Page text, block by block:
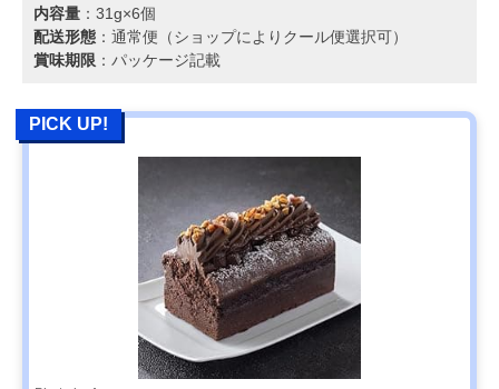
内容量 ：31g×6個
配送形態 ：通常便（ショップによりクール便選択可）
賞味期限 ：パッケージ記載
PICK UP!